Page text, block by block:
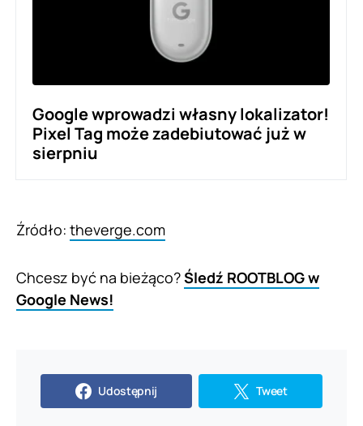
Google wprowadzi własny lokalizator!
Pixel Tag może zadebiutować już w
sierpniu
Źródło: theverge.com
Chcesz być na bieżąco?Śledź ROOTBLOG w
Google News!
Udostępnij Tweet